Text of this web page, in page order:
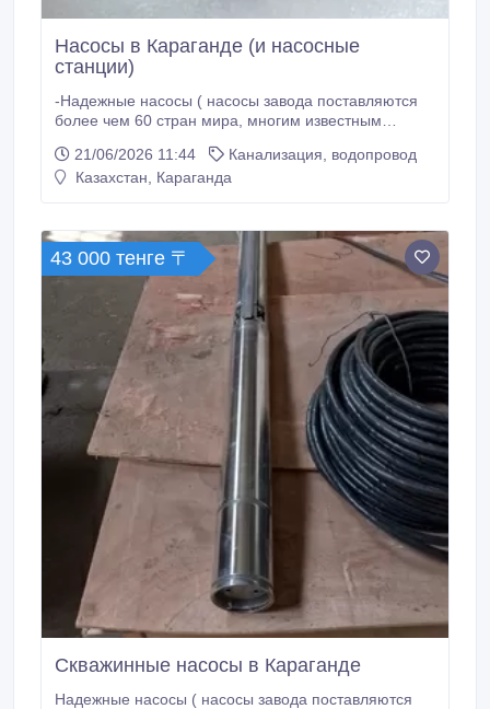
Насосы в Караганде (и насосные
станции)
-Надежные насосы ( насосы завода поставляются
более чем 60 стран мира, многим известным
скважины, водоснабжения, откачки грунтовых вод,
системы отопления, пожарных систем и т.д.)
укомплектовать насос частотным преобразователем
или шкафом управления.
21/06/2026 11:44
Канализация, водопровод
Казахстан, Караганда
43 000 тенге 〒
Скважинные насосы в Караганде
Надежные насосы ( насосы завода поставляются